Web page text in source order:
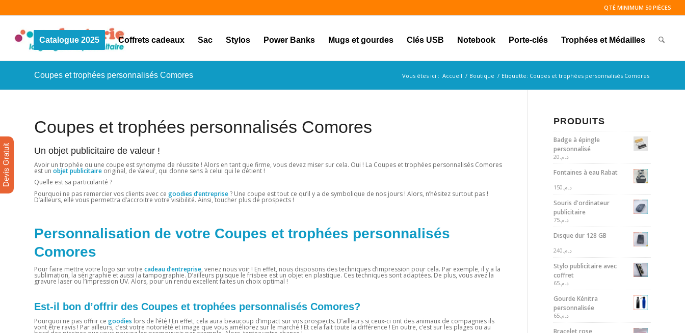
QTÉ MINIMUM 50 PIÈCES
Catalogue 2025 Coffrets cadeaux Sac Stylos Power Banks Mugs et gourdes Clés USB Notebook Porte-clés Trophées et Médailles
Coupes et trophées personnalisés Comores Vous êtes ici : Accueil / Boutique / Etiquette: Coupes et trophées personnalisés Comores
Coupes et trophées personnalisés Comores
Un objet publicitaire de valeur !
Avoir un trophée ou une coupe est synonyme de réussite ! Alors en tant que firme, vous devez miser sur cela. Oui ! La Coupes et trophées personnalisés Comores
est un objet publicitaire original, de valeur, qui donne sens à celui qui le détient !
Quelle est sa particularité ?
Pourquoi ne pas remercier vos clients avec ce goodies d’entreprise ? Une coupe est tout ce qu’il y a de symbolique de nos jours ! Alors, n’hésitez surtout pas !
D’ailleurs, elle vous permettra d’accroitre votre visibilité. Ainsi, toucher plus de prospects !
Personnalisation de votre Coupes et trophées personnalisés
Comores
Pour faire mettre votre logo sur votre cadeau d’entreprise, venez nous voir ! En effet, nous disposons des techniques d’impression pour cela. Par exemple, il y a la
sublimation, la sérigraphie et aussi la tampographie. D’ailleurs puisque le frisbee est un objet en plastique. Ces techniques sont adaptées. De plus, vous avez la
gravure laser ou l’impression UV. Alors, pour un rendu excellent faites un choix optimal !
Est-il bon d’offrir des Coupes et trophées personnalisés Comores?
Pourquoi ne pas offrir ce goodies lors de l’été ! En effet, cela aura beaucoup d’impact sur vos prospects. D’ailleurs si ceux-ci ont des animaux de compagnies ils
vont être ravis ! Par ailleurs, c’est votre notoriété et image que vous améliorez sur le marché ! Et cela fait toute la différence ! En outre, c’est sur les plages ou au
PRODUITS
Badge à épingle
personnalisé
د.م.20
Fontaines à eau Rabat
د.م.150
Souris d'ordinateur
publicitaire
د.م.75
Disque dur 128 GB
د.م.240
Stylo publicitaire avec
coffret
د.م.65
Gourde Kénitra
personnalisée
د.م.65
Bracelet rose
Devis Gratuit